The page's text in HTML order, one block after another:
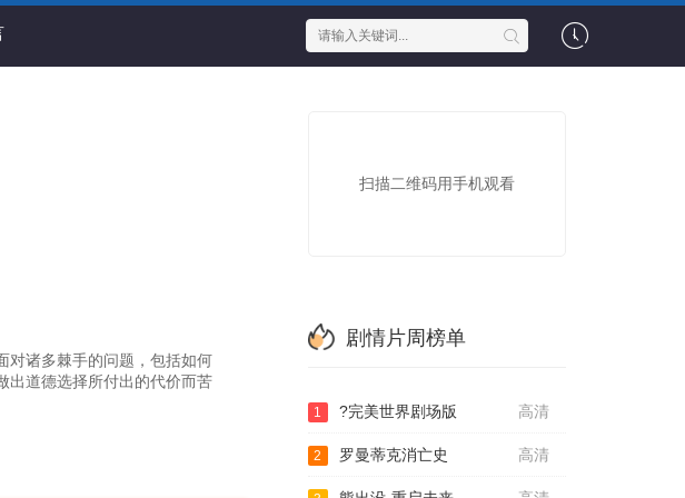
对诸多棘手的问题，包括如何
出道德选择所付出的代价而苦
扫描二维码用手机观看
剧情片周榜单
高清
1 ?完美世界剧场版
高清
2 罗曼蒂克消亡史